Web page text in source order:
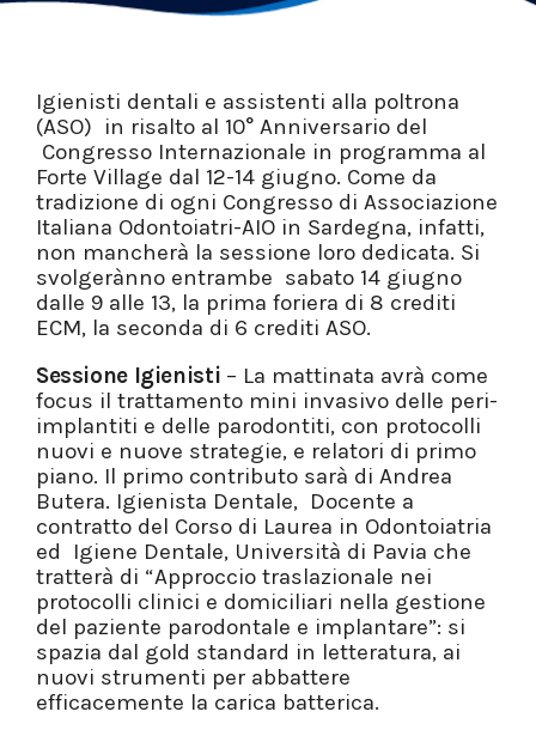
Igienisti dentali e assistenti alla poltrona
(ASO) in risalto al 10° Anniversario del
Congresso Internazionale in programma al
Forte Village dal 12-14 giugno. Come da
tradizione di ogni Congresso di Associazione
Italiana Odontoiatri-AIO in Sardegna, infatti,
non mancherà la sessione loro dedicata. Si
svolgerànno entrambe sabato 14 giugno
dalle 9 alle 13, la prima foriera di 8 crediti
ECM, la seconda di 6 crediti ASO.
Sessione Igienisti – La mattinata avrà come
focus il trattamento mini invasivo delle peri-
implantiti e delle parodontiti, con protocolli
nuovi e nuove strategie, e relatori di primo
piano. Il primo contributo sarà di Andrea
Butera. Igienista Dentale, Docente a
contratto del Corso di Laurea in Odontoiatria
ed Igiene Dentale, Università di Pavia che
tratterà di “Approccio traslazionale nei
protocolli clinici e domiciliari nella gestione
del paziente parodontale e implantare”: si
spazia dal gold standard in letteratura, ai
nuovi strumenti per abbattere
efficacemente la carica batterica.